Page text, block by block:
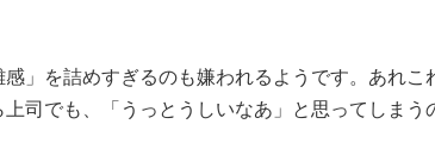
感」を詰めすぎるのも嫌われるようです。あれ
上司でも、「うっとうしいなあ」と思ってしまう